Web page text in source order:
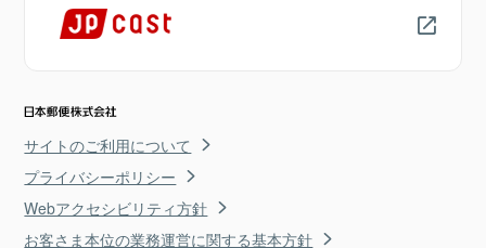
サイトのご利用について
プライバシーポリシー
Webアクセシビリティ方針
お客さま本位の業務運営に関する基本方針